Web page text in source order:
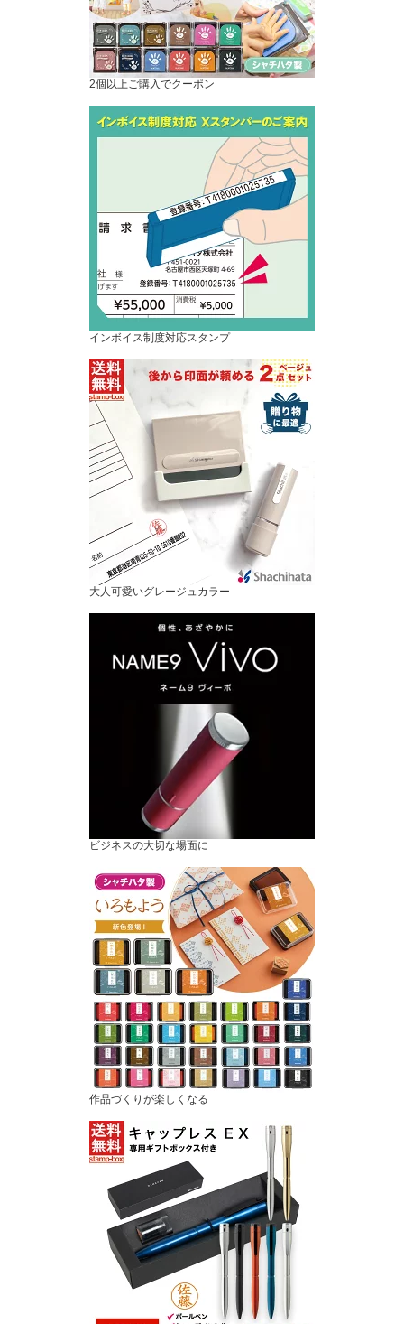
2個以上ご購入でクーポン
インボイス制度対応スタンプ
大人可愛いグレージュカラー
ビジネスの大切な場面に
作品づくりが楽しくなる